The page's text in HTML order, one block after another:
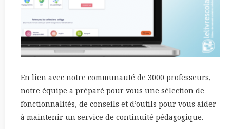
En lien avec notre communauté de 3000 professeurs,
notre équipe a préparé pour vous une sélection de
fonctionnalités, de conseils et d’outils pour vous aider
à maintenir un service de continuité pédagogique.